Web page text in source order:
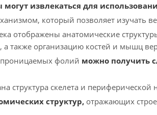
извлекаться для
который позволяет изучать
отображены анатомические
а также организацию костей и мышц
фолий можно получить
структура скелета и
структур, отражающих